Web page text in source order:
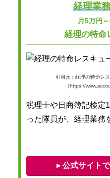
経理業
月5万円
経理の特命
引用元：経理の特命レ
（https://
税理士や日商簿記検定
った隊員が、経理業務
▸ 公式サイト